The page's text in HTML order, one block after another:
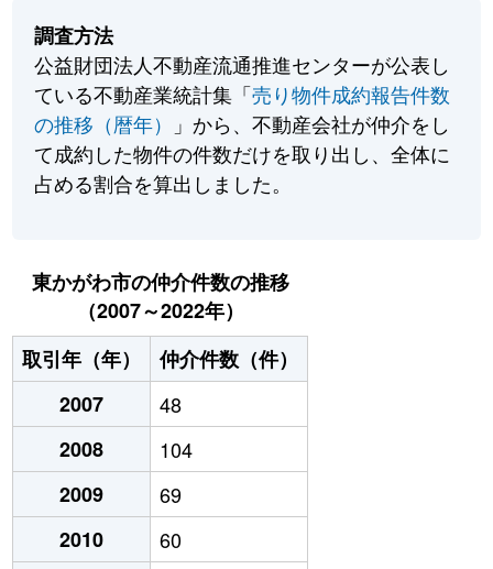
調査方法
公益財団法人不動産流通推進センターが公表し
ている不動産業統計集「売り物件成約報告件数
の推移（暦年）
」から、不動産会社が仲介をし
て成約した物件の件数だけを取り出し、全体に
占める割合を算出しました。
東かがわ市の仲介件数の推移
（2007～2022年）
取引年（年）
仲介件数（件）
2007
48
2008
104
2009
69
2010
60